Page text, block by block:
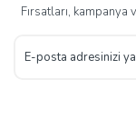
Fırsatları,